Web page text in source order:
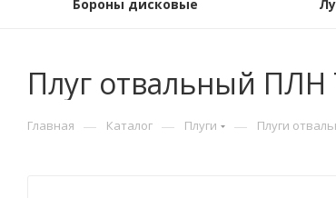
Бороны дисковые
Плуг отвальный ПЛН
Главная — Каталог — Плуги — Плуги